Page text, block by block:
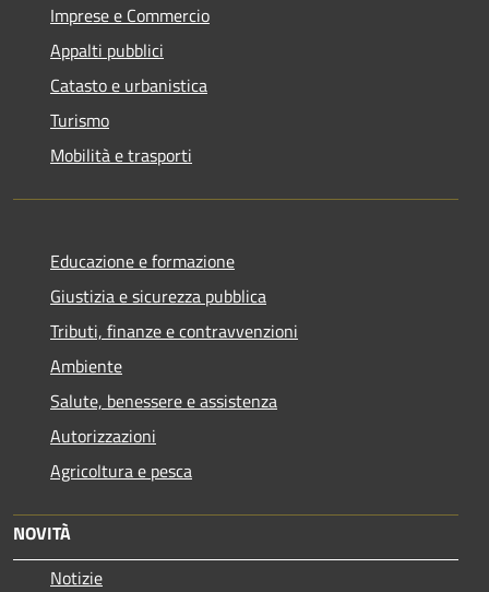
Imprese e Commercio
Appalti pubblici
Catasto e urbanistica
Turismo
Mobilità e trasporti
Educazione e formazione
Giustizia e sicurezza pubblica
Tributi, finanze e contravvenzioni
Ambiente
Salute, benessere e assistenza
Autorizzazioni
Agricoltura e pesca
NOVITÀ
Notizie